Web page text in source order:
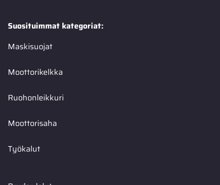
Suosituimmat kategoriat:
Maskisuojat
Moottorikelkka
Ruohonleikkuri
Moottorisaha
Työkalut